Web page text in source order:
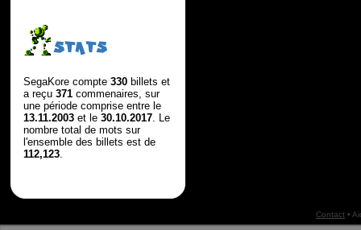
STATS
SegaKore compte 330billets et
a reçu 371commenaires, sur
une période comprise entre le
13.11.2003et le 30.10.2017. Le
nombre total de mots sur
l'ensemble des billets est de
112,123.
Contact•